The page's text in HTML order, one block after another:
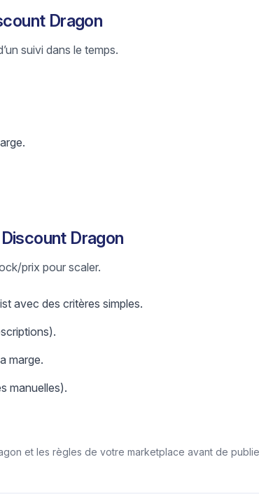
Dragon
suivi dans le temps.
Dragon
prix pour scaler.
avec des critères simples.
marge.
manuelles).
et les règles de votre marketplace avant de